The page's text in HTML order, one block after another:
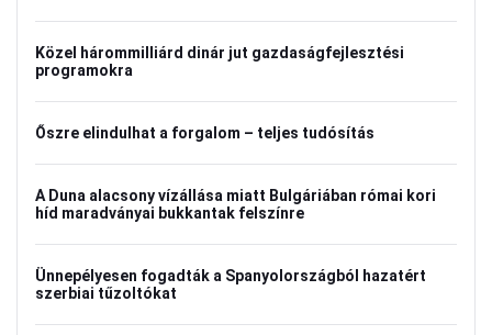
Közel hárommilliárd dinár jut gazdaságfejlesztési
programokra
Őszre elindulhat a forgalom – teljes tudósítás
A Duna alacsony vízállása miatt Bulgáriában római kori
híd maradványai bukkantak felszínre
Ünnepélyesen fogadták a Spanyolországból hazatért
szerbiai tűzoltókat